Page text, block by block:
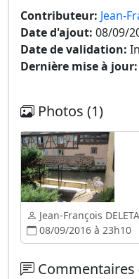
Contributeur: Jean-
Date d'ajout: 08/09/
Date de validation:
Dernière mise à jour:
Photos (1)
Jean-François
08/09/2016 à 23h10
Commentaires